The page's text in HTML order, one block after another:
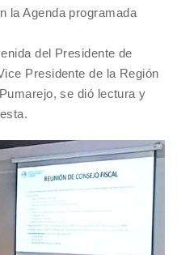
la Agenda programada
del Presidente de
Presidente de la Región
se dió lectura y